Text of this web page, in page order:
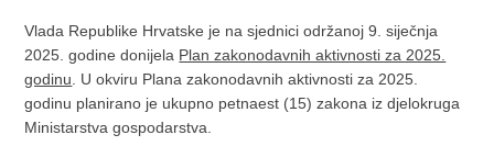
Vlada Republike Hrvatske je na sjednici održanoj 9. siječnja
2025. godine donijela Plan zakonodavnih aktivnosti za 2025.
godinu . U okviru Plana zakonodavnih aktivnosti za 2025.
godinu planirano je ukupno petnaest (15) zakona iz djelokruga
Ministarstva gospodarstva.